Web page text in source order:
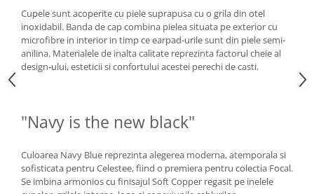
Cupele sunt acoperite cu piele suprapusa cu o grila din otel
inoxidabil. Banda de cap combina pielea situata pe exterior cu
microfibre in interior in timp ce earpad-urile sunt din piele semi-
anilina. Materialele de inalta calitate reprezinta factorul cheie al
design-ului, esteticii si confortului acestei perechi de casti.
"Navy is the new black"
Culoarea Navy Blue reprezinta alegerea moderna, atemporala si
sofisticata pentru Celestee, fiind o premiera pentru colectia Focal.
Se imbina armonios cu finisajul Soft Copper regasit pe inelele